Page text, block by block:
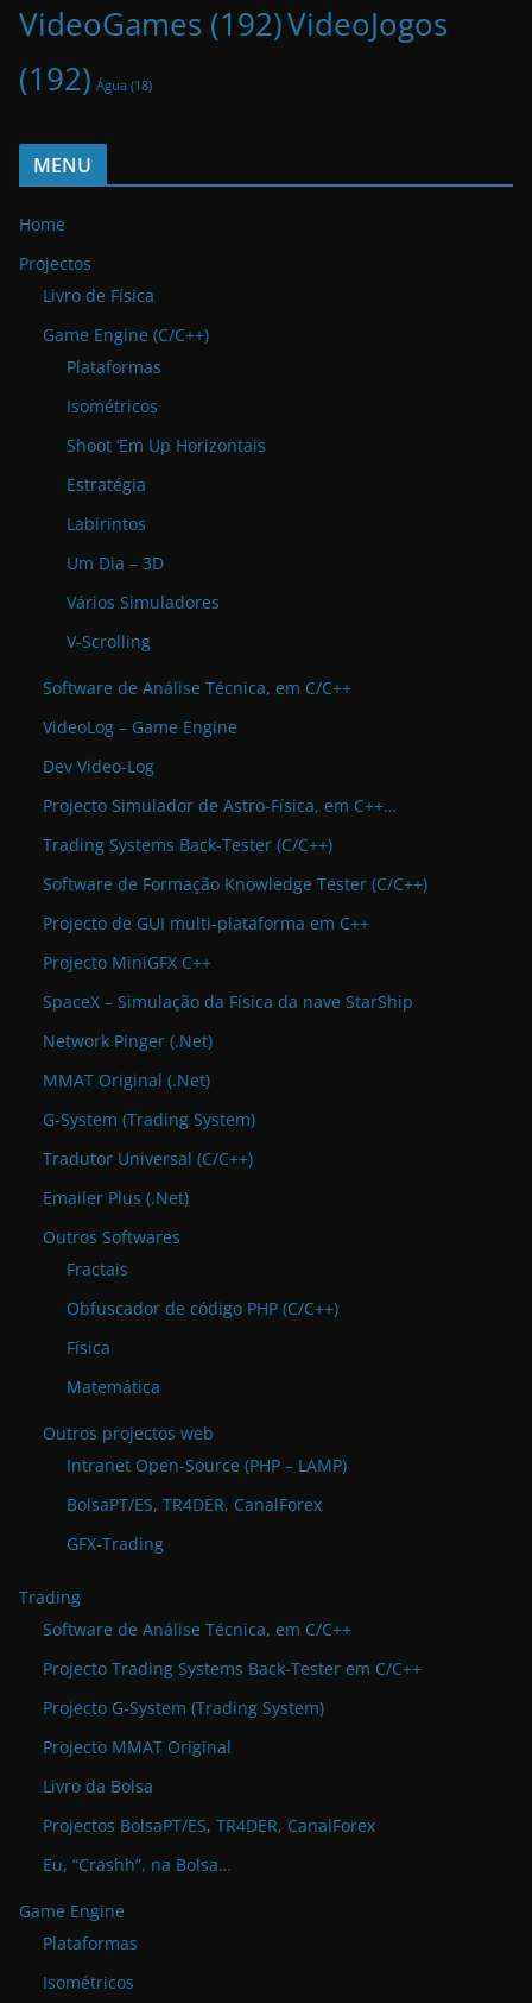
VideoGames (192)VideoJogos
(192) Água (18)
MENU
Home
Projectos
Livro de Física
Game Engine (C/C++)
Plataformas
Isométricos
Shoot ‘Em Up Horizontais
Estratégia
Labirintos
Um Dia – 3D
Vários Simuladores
V-Scrolling
Software de Análise Técnica, em C/C++
VideoLog – Game Engine
Dev Video-Log
Projecto Simulador de Astro-Física, em C++…
Trading Systems Back-Tester (C/C++)
Software de Formação Knowledge Tester (C/C++)
Projecto de GUI multi-plataforma em C++
Projecto MiniGFX C++
SpaceX – Simulação da Física da nave StarShip
Network Pinger (.Net)
MMAT Original (.Net)
G-System (Trading System)
Tradutor Universal (C/C++)
Emailer Plus (.Net)
Outros Softwares
Fractais
Obfuscador de código PHP (C/C++)
Física
Matemática
Outros projectos web
Intranet Open-Source (PHP – LAMP)
BolsaPT/ES, TR4DER, CanalForex
GFX-Trading
Trading
Software de Análise Técnica, em C/C++
Projecto Trading Systems Back-Tester em C/C++
Projecto G-System (Trading System)
Projecto MMAT Original
Livro da Bolsa
Projectos BolsaPT/ES, TR4DER, CanalForex
Eu, “Crashh”, na Bolsa…
Game Engine
Plataformas
Isométricos